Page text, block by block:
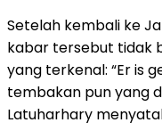
Setelah kembali ke
kabar tersebut tidak
yang terkenal: “Er is
tembakan pun yang
Latuharhary